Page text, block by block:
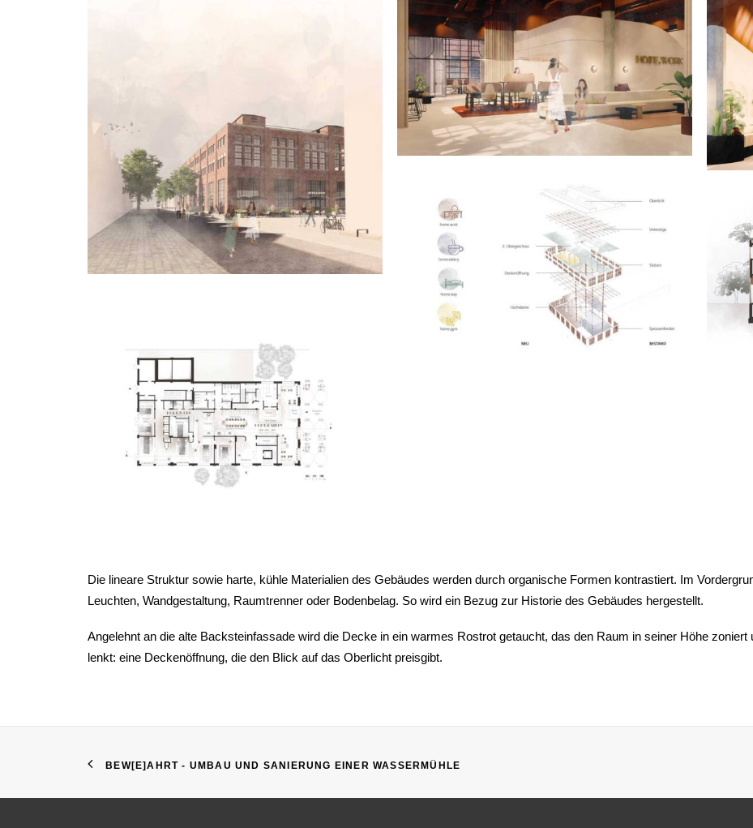
Die lineare Struktur sowie harte, kühle Materialien des Gebäudes werden durch organische Formen kontrastiert. Im
Leuchten, Wandgestaltung, Raumtrenner oder Bodenbelag. So wird ein Bezug zur Historie des Gebäudes hergestellt.
Angelehnt an die alte Backsteinfassade wird die Decke in ein warmes Rostrot getaucht, das den Raum in seiner Höhe
lenkt: eine Deckenöffnung, die den Blick auf das Oberlicht preisgibt.
BEW[E]AHRT - UMBAU UND SANIERUNG EINER WASSERMÜHLE